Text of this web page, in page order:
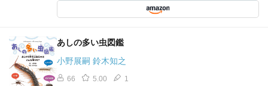
あしの多い虫図鑑
小野展嗣 鈴木知之
66 5.00 1